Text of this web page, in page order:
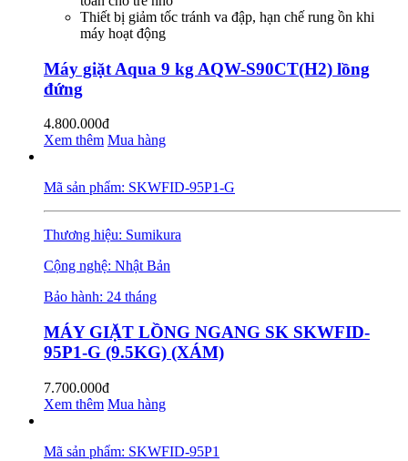
Thiết bị giảm tốc tránh va đập, hạn chế rung ồn khi
máy hoạt động
Máy giặt Aqua 9 kg AQW-S90CT(H2) lồng
đứng
4.800.000đ
Xem thêm Mua hàng
Mã sản phẩm: SKWFID-95P1-G
Thương hiệu: Sumikura
Cộng nghệ: Nhật Bản
Bảo hành: 24 tháng
MÁY GIẶT LỒNG NGANG SK SKWFID-
95P1-G (9.5KG) (XÁM)
7.700.000đ
Xem thêm Mua hàng
Mã sản phẩm: SKWFID-95P1